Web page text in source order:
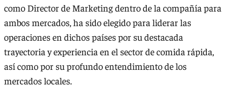
como Director de Marketing dentro de la compañía para
ambos mercados, ha sido elegido para liderar las
operaciones en dichos países por su destacada
trayectoria y experiencia en el sector de comida rápida,
así como por su profundo entendimiento de los
mercados locales.